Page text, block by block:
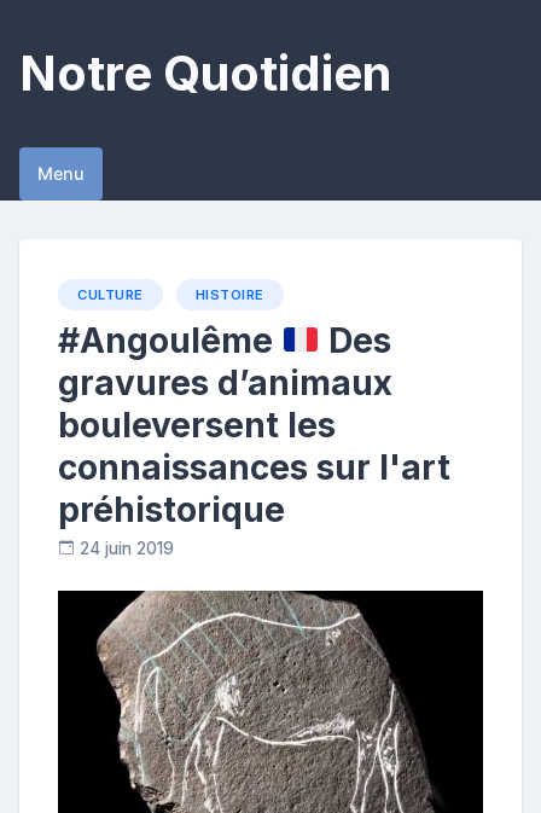
content
Notre Quotidien
Menu
CULTURE HISTOIRE
#Angoulême
Des
gravures d’animaux
bouleversent les
connaissances sur l'art
préhistorique
24 juin 2019
o
n
t
r
i
b
u
t
e